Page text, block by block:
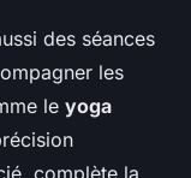
des séances
les
le yoga